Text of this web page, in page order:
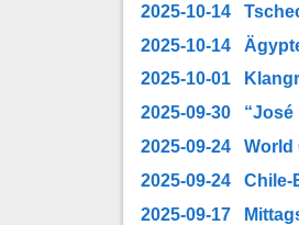
2025-10-14
2025-10-14
2025-10-01
2025-09-30 “José
2025-09-24 World
2025-09-24 Chile-
2025-09-17